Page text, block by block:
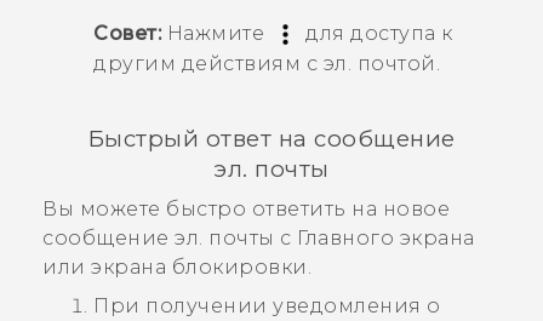
Совет:Нажмите
для доступа к
другим действиям с эл. почтой.
Быстрый ответ на сообщение
эл. почты
Вы можете быстро ответить на новое
сообщение эл. почты с Главного экрана
или экрана блокировки.
При получении уведомления о